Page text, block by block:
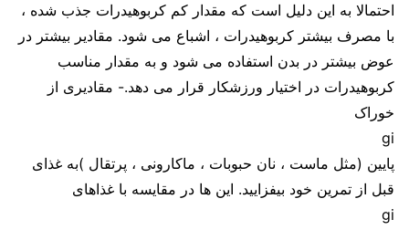
احتمالا به این دلیل است که مقدار کم کربوهیدرات جذب شده ،
با مصرف بیشتر کربوهیدرات ، اشباع می شود. مقادیر بیشتر در
عوض بیشتر در بدن استفاده می شود و به مقدار مناسب
کربوهیدرات در اختیار ورزشکار قرار می دهد.- مقادیری از
خوراک
gi
پایین (مثل ماست ، نان حبوبات ، ماکارونی ، پرتقال )به غذای
قبل از تمرین خود بیفزایید. این ها در مقایسه با غذاهای
gi